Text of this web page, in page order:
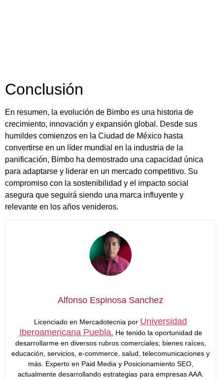
Conclusión
En resumen, la evolución de Bimbo es una historia de
crecimiento, innovación y expansión global. Desde sus
humildes comienzos en la Ciudad de México hasta
convertirse en un líder mundial en la industria de la
panificación, Bimbo ha demostrado una capacidad única
para adaptarse y liderar en un mercado competitivo. Su
compromiso con la sostenibilidad y el impacto social
asegura que seguirá siendo una marca influyente y
relevante en los años venideros.
Alfonso Espinosa Sanchez
Licenciado en Mercadotecnia por Universidad
Iberoamericana Puebla. He tenido la oportunidad de
desarrollarme en diversos rubros comerciales; bienes raíces,
educación, servicios, e-commerce, salud, telecomunicaciones y
más. Experto en Paid Media y Posicionamiento SEO,
actualmente desarrollando estrategias para empresas AAA.